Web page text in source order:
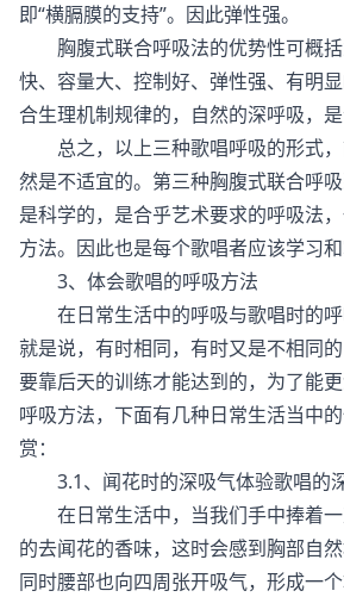
即“横膈膜的支持”。因此弹性强。
胸腹式联合呼吸法的优势性可概括
快、容量大、控制好、弹性强、有明
合生理机制规律的，自然的深呼吸，是
总之，以上三种歌唱呼吸的形式，
然是不适宜的。第三种胸腹式联合呼
是科学的，是合乎艺术要求的呼吸法
方法。因此也是每个歌唱者应该学习和
3、体会歌唱的呼吸方法
在日常生活中的呼吸与歌唱时的呼
就是说，有时相同，有时又是不相同
要靠后天的训练才能达到的，为了能
呼吸方法，下面有几种日常生活当中
赏：
3.1、闻花时的深吸气体验歌唱的
在日常生活中，当我们手中捧着一
的去闻花的香味，这时会感到胸部自然
同时腰部也向四周张开吸气，形成一